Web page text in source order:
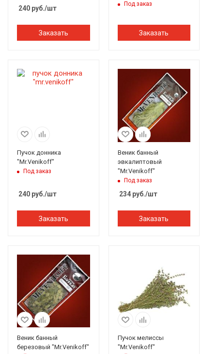
240 руб./шт
Заказать
Под заказ
Заказать
Пучок донника
"Mr.Venikoff"
Под заказ
240 руб./шт
Заказать
Веник банный
эвкалиптовый
"Mr.Venikoff"
Под заказ
234руб./шт
Заказать
Веник банный
березовый "Mr.Venikoff"
Пучок мелиссы
"Mr.Venikoff"